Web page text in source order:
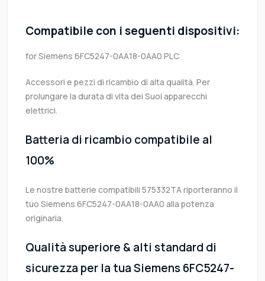
Compatibile con i seguenti dispositivi:
for Siemens 6FC5247-0AA18-0AA0 PLC
Accessori e pezzi di ricambio di alta qualità. Per
prolungare la durata di vita dei Suoi apparecchi
elettrici.
Batteria di ricambio compatibile al
100%
Le nostre batterie compatibili 575332TA riporteranno il
tuo Siemens 6FC5247-0AA18-0AA0 alla potenza
originaria.
Qualità superiore & alti standard di
sicurezza per la tua Siemens 6FC5247-